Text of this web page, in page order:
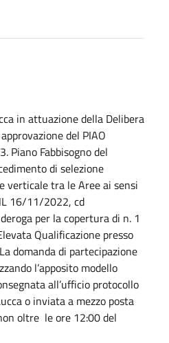
in attuazione della Delibera
del PIAO
Piano Fabbisogno del
di selezione
verticale tra le Aree ai sensi
16/11/2022, cd
per la copertura di n. 1
Qualificazione presso
domanda di partecipazione
l’apposito modello
all’ufficio protocollo
o inviata a mezzo posta
oltre le ore 12:00 del